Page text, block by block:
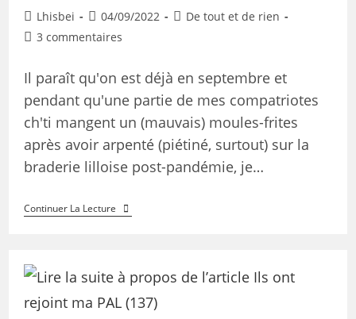
Lhisbei 04/09/2022
De tout et de rien
3 commentaires
Il paraît qu'on est déjà en septembre et
pendant qu'une partie de mes compatriotes
ch'ti mangent un (mauvais) moules-frites
après avoir arpenté (piétiné, surtout) sur la
braderie lilloise post-pandémie, je…
Continuer La Lecture